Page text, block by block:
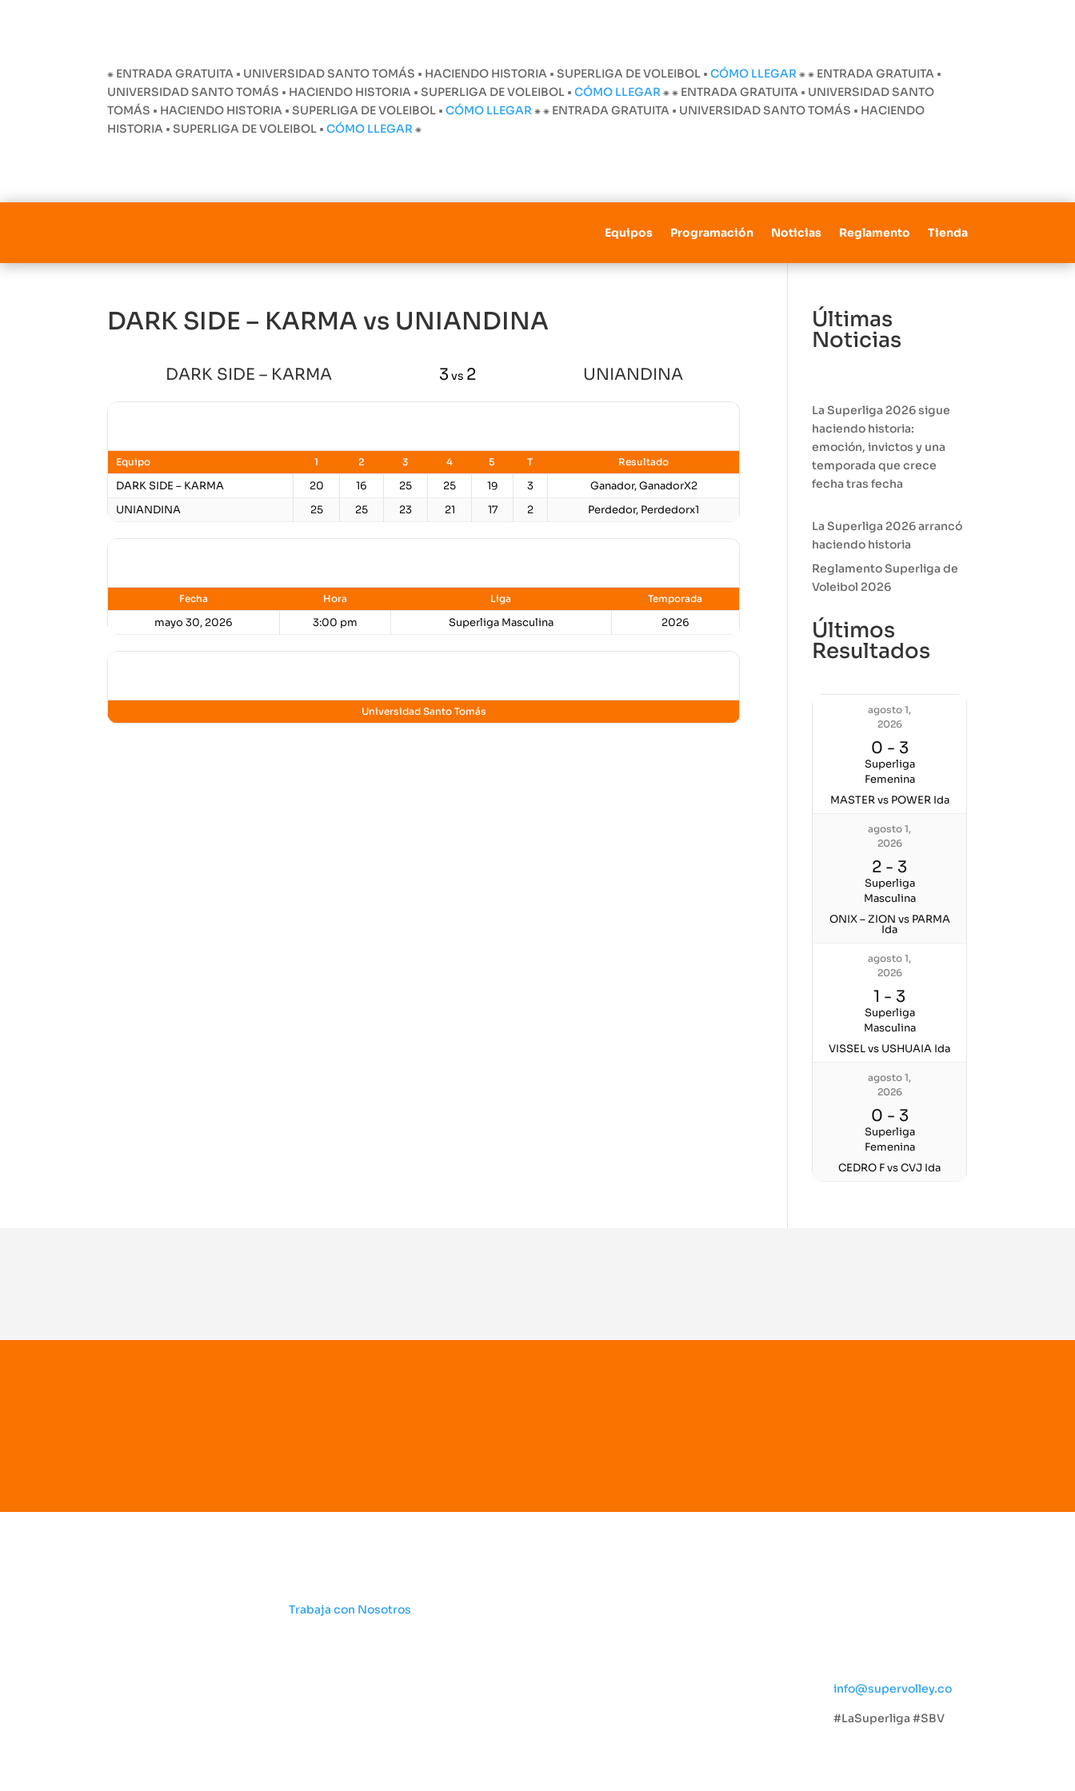
⁕ ENTRADA GRATUITA • UNIVERSIDAD SANTO TOMÁS • HACIENDO HISTORIA • SUPERLIGA DE VOLEIBOL •CÓMO LLEGAR⁕⁕ ENTRADA GRATUITA •
UNIVERSIDAD SANTO TOMÁS • HACIENDO HISTORIA • SUPERLIGA DE VOLEIBOL •CÓMO LLEGAR⁕⁕ ENTRADA GRATUITA • UNIVERSIDAD SANTO
TOMÁS • HACIENDO HISTORIA • SUPERLIGA DE VOLEIBOL •CÓMO LLEGAR⁕⁕ ENTRADA GRATUITA • UNIVERSIDAD SANTO TOMÁS • HACIENDO
HISTORIA • SUPERLIGA DE VOLEIBOL •CÓMO LLEGAR⁕
Equipos Programación Noticias Reglamento Tienda
DARK SIDE – KARMA vs UNIANDINA
DARK SIDE – KARMA 3 vs 2 UNIANDINA
Equipo 1 2 3 4 5 T Resultado
DARK SIDE – KARMA 20 16 25 25 19 3
Ganador, GanadorX2
UNIANDINA
25 25 23 21 17 2 Perdedor, Perdedorx1
Fecha Hora Liga Temporada
mayo 30, 2026 3:00 pm Superliga Masculina 2026
Universidad Santo Tomás
Últimas
Noticias
La Superliga 2026 sigue
haciendo historia:
emoción, invictos y una
temporada que crece
fecha tras fecha
La Superliga 2026 arrancó
haciendo historia
Reglamento Superliga de
Voleibol 2026
Últimos
Resultados
agosto 1,
2026
0 - 3
Superliga
Femenina
MASTER vs POWER Ida
agosto 1,
2026
2 - 3
Superliga
Masculina
ONIX – ZION vs PARMA
Ida
agosto 1,
2026
1 - 3
Superliga
Masculina
VISSEL vs USHUAIA Ida
agosto 1,
2026
0 - 3
Superliga
Femenina
CEDRO F vs CVJ Ida
Trabaja con Nosotros
info@supervolley.co
#LaSuperliga #SBV